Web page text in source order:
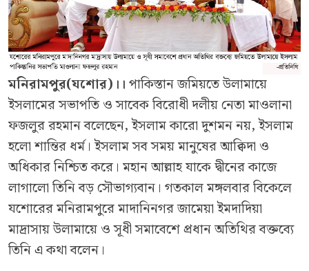
মনিরামপুর(যশোর)।।পাকিস্তান জমিয়তে উলামায়ে
ইসলামের সভাপতি ও সাবেক বিরোধী দলীয় নেতা মাওলানা
ফজলুর রহমান বলেছেন, ইসলাম কারো দুশমন নয়, ইসলাম
হলো শান্তির ধর্ম। ইসলাম সব সময় মানুষের আক্বিদা ও
অধিকার নিশ্চিত করে। মহান আল্লাহ যাকে দ্বীনের কাজে
লাগালো তিনি বড় সৌভাগ্যবান। গতকাল মঙ্গলবার বিকেলে
যশোরের মনিরামপুরে মাদানিনগর জামেয়া ইমদাদিয়া
মাদ্রাসায় উলামায়ে ও সূধী সমাবেশে প্রধান অতিথির বক্তব্যে
তিনি এ কথা বলেন।